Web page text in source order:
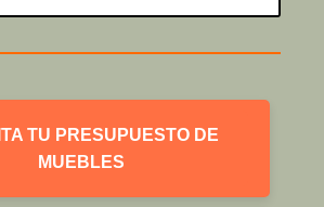
TU PRESUPUESTO DE
MUEBLES